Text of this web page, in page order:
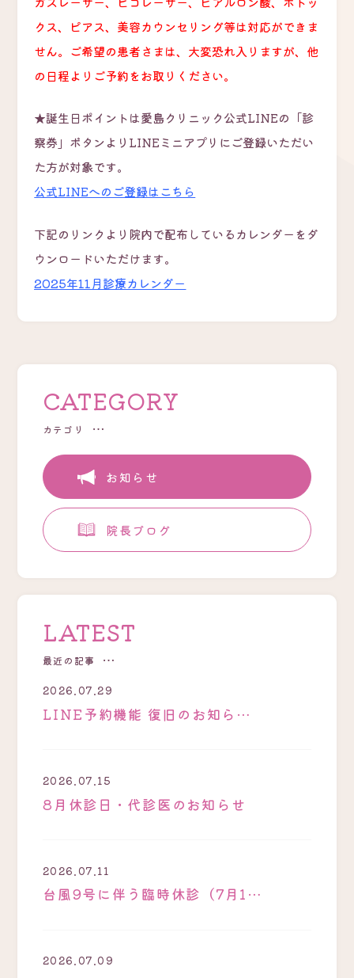
クス、ピアス、美容カウンセリング等は対応ができま
せん。ご希望の患者さまは、大変恐れ入りますが、他
の日程よりご予約をお取りください。
★誕生日ポイントは愛島クリニック公式LINEの「診
察券」ボタンよりLINEミニアプリにご登録いただい
た方が対象です。
公式LINEへのご登録はこちら
下記のリンクより院内で配布しているカレンダーをダ
ウンロードいただけます。
2025年11月診療カレンダー
CATEGORY
カテゴリ
お知らせ
院長ブログ
LATEST
最近の記事
2026.07.29
LINE予約機能 復旧のお知ら…
2026.07.15
8月休診日・代診医のお知らせ
2026.07.11
台風9号に伴う臨時休診（7月1…
2026.07.09